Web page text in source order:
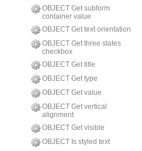
OBJECT Get subform
container value
OBJECT Get text orientation
OBJECT Get three states
checkbox
OBJECT Get title
OBJECT Get type
OBJECT Get value
OBJECT Get vertical
alignment
OBJECT Get visible
OBJECT Is styled text